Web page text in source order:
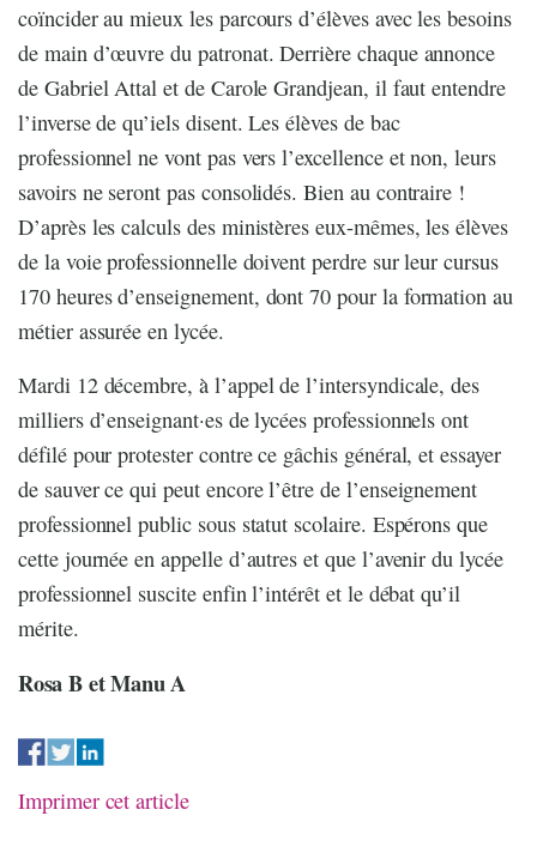
coïncider au mieux les parcours d’élèves avec les besoins
de main d’œuvre du patronat. Derrière chaque annonce
de Gabriel Attal et de Carole Grandjean, il faut entendre
l’inverse de qu’iels disent. Les élèves de bac
professionnel ne vont pas vers l’excellence et non, leurs
savoirs ne seront pas consolidés. Bien au contraire !
D’après les calculs des ministères eux-mêmes, les élèves
de la voie professionnelle doivent perdre sur leur cursus
170 heures d’enseignement, dont 70 pour la formation au
métier assurée en lycée.
Mardi 12 décembre, à l’appel de l’intersyndicale, des
milliers d’enseignant·es de lycées professionnels ont
défilé pour protester contre ce gâchis général, et essayer
de sauver ce qui peut encore l’être de l’enseignement
professionnel public sous statut scolaire. Espérons que
cette journée en appelle d’autres et que l’avenir du lycée
professionnel suscite enfin l’intérêt et le débat qu’il
mérite.
Rosa B et Manu A
Imprimer cet article